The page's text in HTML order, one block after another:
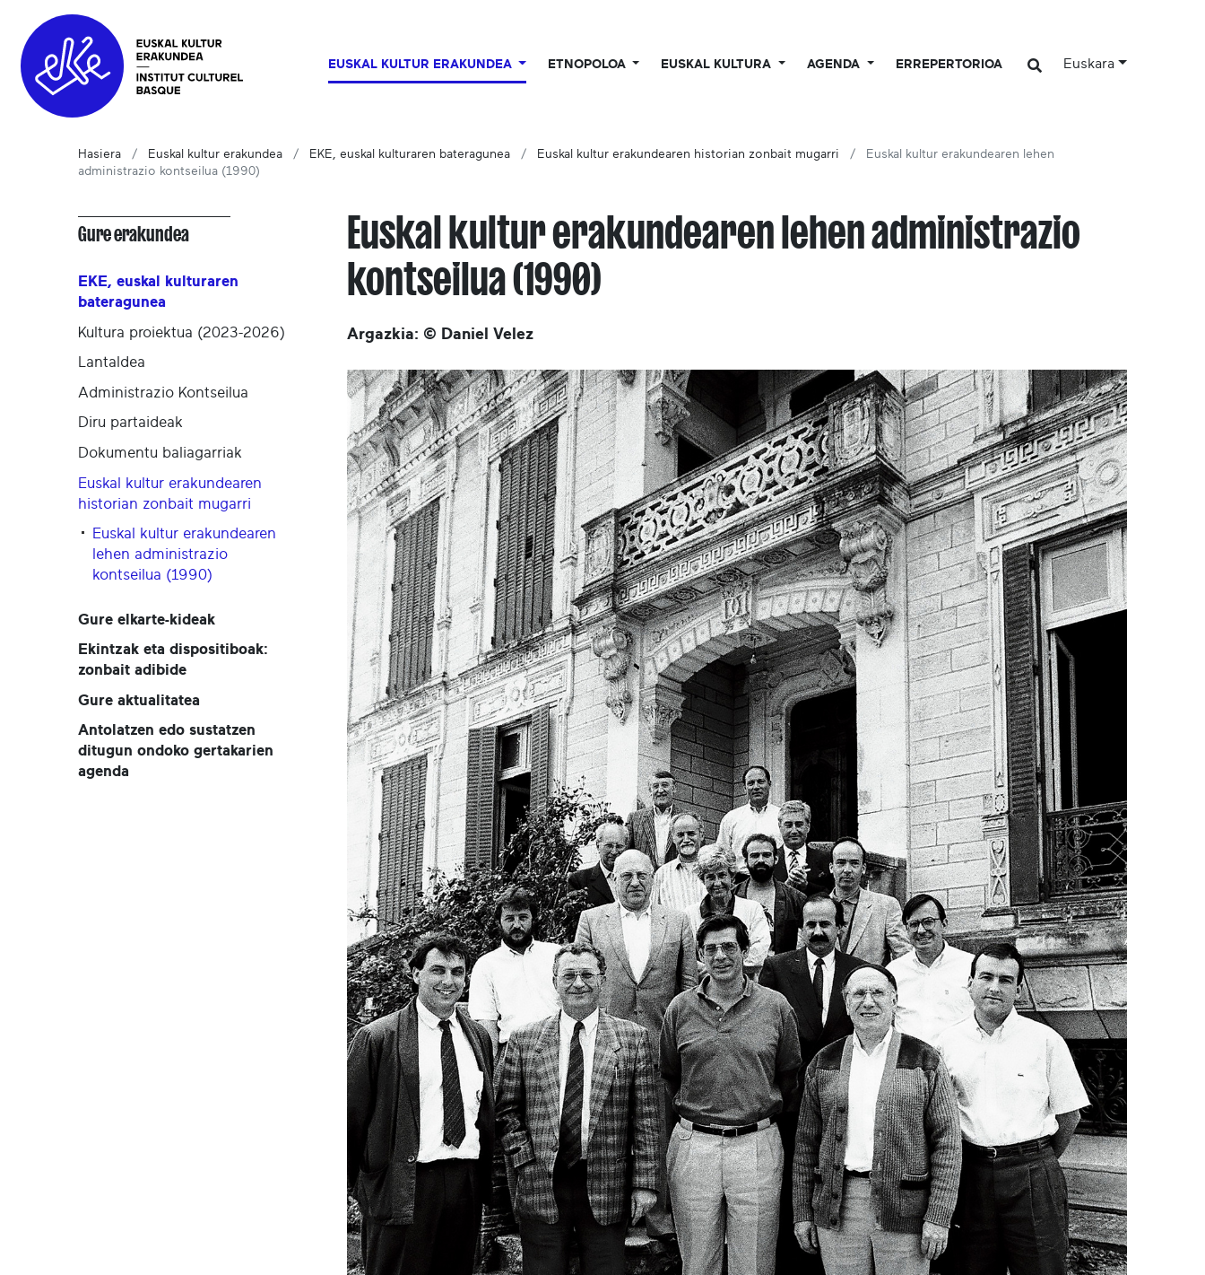
EUSKAL KULTUR ERAKUNDEA ETNOPOLOA EUSKAL KULTURA AGENDA ERREPERTORIOA Euskara
Hasiera Euskal kultur erakundea EKE, euskal kulturaren bateragunea Euskal kultur erakundearen historian zonbait mugarri
Euskal kultur erakundearen lehen
administrazio kontseilua (1990)
Euskal kultur erakundearen lehen administrazio
kontseilua (1990)
Argazkia: © Daniel Velez
Gure erakundea
EKE, euskal kulturaren
bateragunea
Kultura proiektua (2023-2026)
Lantaldea
Administrazio Kontseilua
Diru partaideak
Dokumentu baliagarriak
Euskal kultur erakundearen
historian zonbait mugarri
Euskal kultur erakundearen
lehen administrazio
kontseilua (1990)
Gure elkarte-kideak
Ekintzak eta dispositiboak:
zonbait adibide
Gure aktualitatea
Antolatzen edo sustatzen
ditugun ondoko gertakarien
agenda